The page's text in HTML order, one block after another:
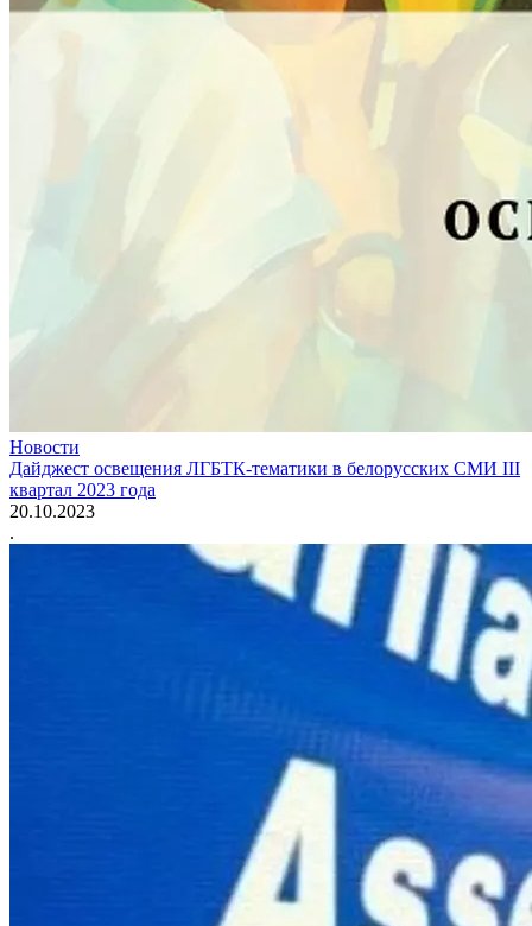
Новости
Дайджест освещения ЛГБТК-тематики в белорусских СМИ III
квартал 2023 года
20.10.2023
.